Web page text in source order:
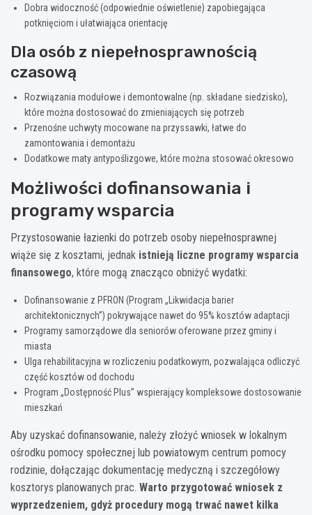
Dobra widoczność (odpowiednie oświetlenie) zapobiegająca
potknięciom i ułatwiająca orientację
Dla osób z niepełnosprawnością
czasową
Rozwiązania modułowe i demontowalne (np. składane siedzisko),
które można dostosować do zmieniających się potrzeb
Przenośne uchwyty mocowane na przyssawki, łatwe do
zamontowania i demontażu
Dodatkowe maty antypoślizgowe, które można stosować okresowo
Możliwości dofinansowania i
programy wsparcia
Przystosowanie łazienki do potrzeb osoby niepełnosprawnej
wiąże się z kosztami, jednak istnieją liczne programy wsparcia
finansowego, które mogą znacząco obniżyć wydatki:
Dofinansowanie z PFRON (Program „Likwidacja barier
architektonicznych”) pokrywające nawet do 95% kosztów adaptacji
Programy samorządowe dla seniorów oferowane przez gminy i
miasta
Ulga rehabilitacyjna w rozliczeniu podatkowym, pozwalająca odliczyć
część kosztów od dochodu
Program „Dostępność Plus” wspierający kompleksowe dostosowanie
mieszkań
Aby uzyskać dofinansowanie, należy złożyć wniosek w lokalnym
ośrodku pomocy społecznej lub powiatowym centrum pomocy
rodzinie, dołączając dokumentację medyczną i szczegółowy
kosztorys planowanych prac. Warto przygotować wniosek z
wyprzedzeniem, gdyż procedury mogą trwać nawet kilka